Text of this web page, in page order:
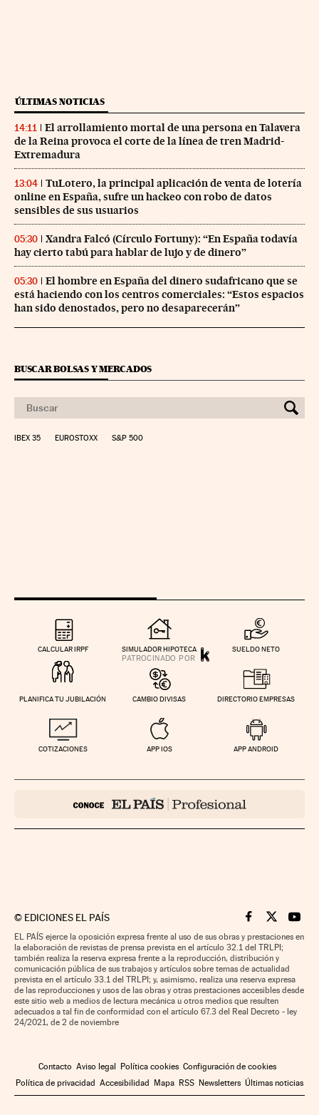
ÚLTIMAS NOTICIAS
14:11
El arrollamiento mortal de una persona en Talavera
de la Reina provoca el corte de la línea de tren Madrid-
Extremadura
13:04
TuLotero, la principal aplicación de venta de lotería
online en España, sufre un hackeo con robo de datos
sensibles de sus usuarios
05:30
Xandra Falcó (Círculo Fortuny): “En España todavía
hay cierto tabú para hablar de lujo y de dinero”
05:30
El hombre en España del dinero sudafricano que se
está haciendo con los centros comerciales: “Estos espacios
han sido denostados, pero no desaparecerán”
BUSCAR BOLSAS Y MERCADOS
IBEX 35 EUROSTOXX S&P 500
CALCULAR IRPF SIMULADOR HIPOTECA SUELDO NETO
PLANIFICA TU JUBILACIÓN CAMBIO DIVISAS DIRECTORIO EMPRESAS
COTIZACIONES APP IOS APP ANDROID
© EDICIONES EL PAÍS Cinco Días en
Cinco Días
Cinco
EL PAÍS ejerce la oposición expresa frente al uso de sus obras y prestaciones en
la elaboración de revistas de prensa prevista en el artículo 32.1 del TRLPI;
también realiza la reserva expresa frente a la reproducción, distribución y
comunicación pública de sus trabajos y artículos sobre temas de actualidad
prevista en el artículo 33.1 del TRLPI; y, asimismo, realiza una reserva expresa
de las reproducciones y usos de las obras y otras prestaciones accesibles desde
este sitio web a medios de lectura mecánica u otros medios que resulten
adecuados a tal fin de conformidad con el artículo 67.3 del Real Decreto - ley
24/2021, de 2 de noviembre
Contacto Aviso legal Política cookies Configuración de cookies
Política de privacidad Accesibilidad Mapa RSS Newsletters Últimas noticias